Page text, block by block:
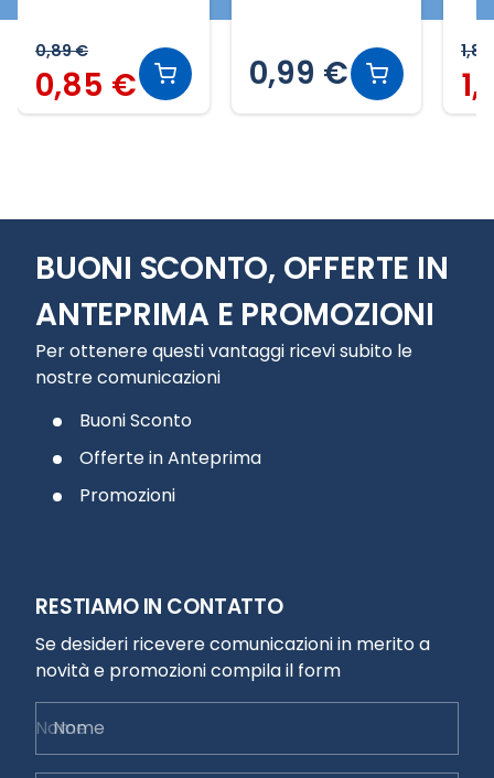
0,89 €
0,85 € 0,99 €
BUONI SCONTO, OFFERTE IN
ANTEPRIMA E PROMOZIONI
Per ottenere questi vantaggi ricevi subito le
nostre comunicazioni
Buoni Sconto
Offerte in Anteprima
Promozioni
RESTIAMO IN CONTATTO
Se desideri ricevere comunicazioni in merito a
novità e promozioni compila il form
Nome